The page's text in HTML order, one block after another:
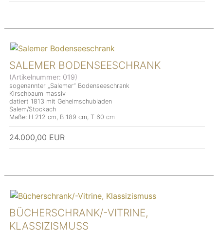
SALEMER BODENSEESCHRANK
(Artikelnummer: 019)
sogenannter „Salemer“ Bodenseeschrank
Kirschbaum massiv
datiert 1813 mit Geheimschubladen
Salem/Stockach
Maße: H 212 cm, B 189 cm, T 60 cm
24.000,00 EUR
BÜCHERSCHRANK/-VITRINE,
KLASSIZISMUSS